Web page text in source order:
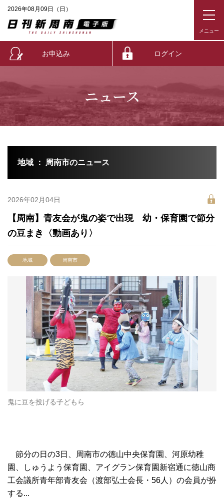
2026年08月09日（日）
お申込み ログイン
ニュース
地域 ： 周南市のニュース
2026年02月04日
【周南】青友会が鬼の姿で出現 幼・保育園で節分
の豆まき〈動画あり〉
地域 周南市
鬼に豆を投げる子どもら
節分の日の3日、周南市の徳山中央保育園、河原幼稚
園、しゅうよう保育園、アイグラン保育園新宿通に徳山商
工会議所青年部青友会（渡部弘士会長・56人）の会員が扮
する...